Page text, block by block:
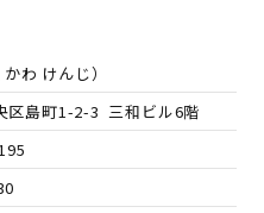
かわ けんじ）
区島町1-2-3 三和ビル6階